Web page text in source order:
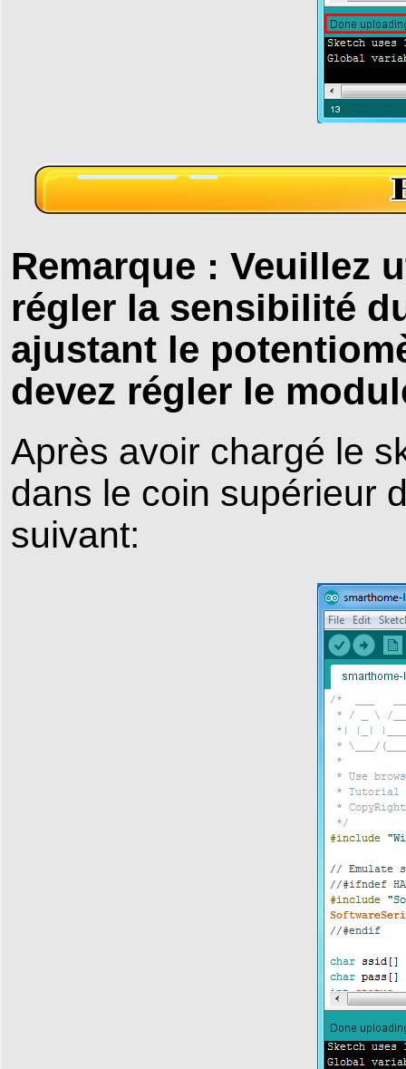
Remarque : Veuillez
régler la sensibilité
ajustant le
devez régler le
Après avoir chargé le
dans le coin supérieur
suivant: